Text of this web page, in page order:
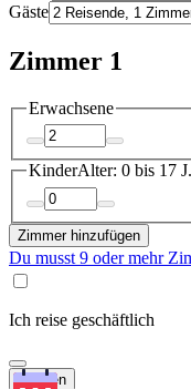
Gäste
Zimmer 1
Erwachsene
KinderAlter: 0 bis 17 J.
Zimmer hinzufügen
Du musst 9 oder mehr
Ich reise geschäftlich
Suchen